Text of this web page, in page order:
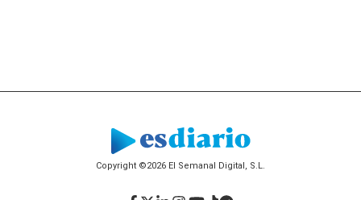
Copyright ©2026 El Semanal Digital, S.L.